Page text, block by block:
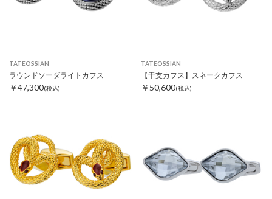
TATEOSSIAN
ラウンドソーダライトカフス
￥47,300(税込)
TATEOSSIAN
【干支カフス】スネークカフス
￥50,600(税込)